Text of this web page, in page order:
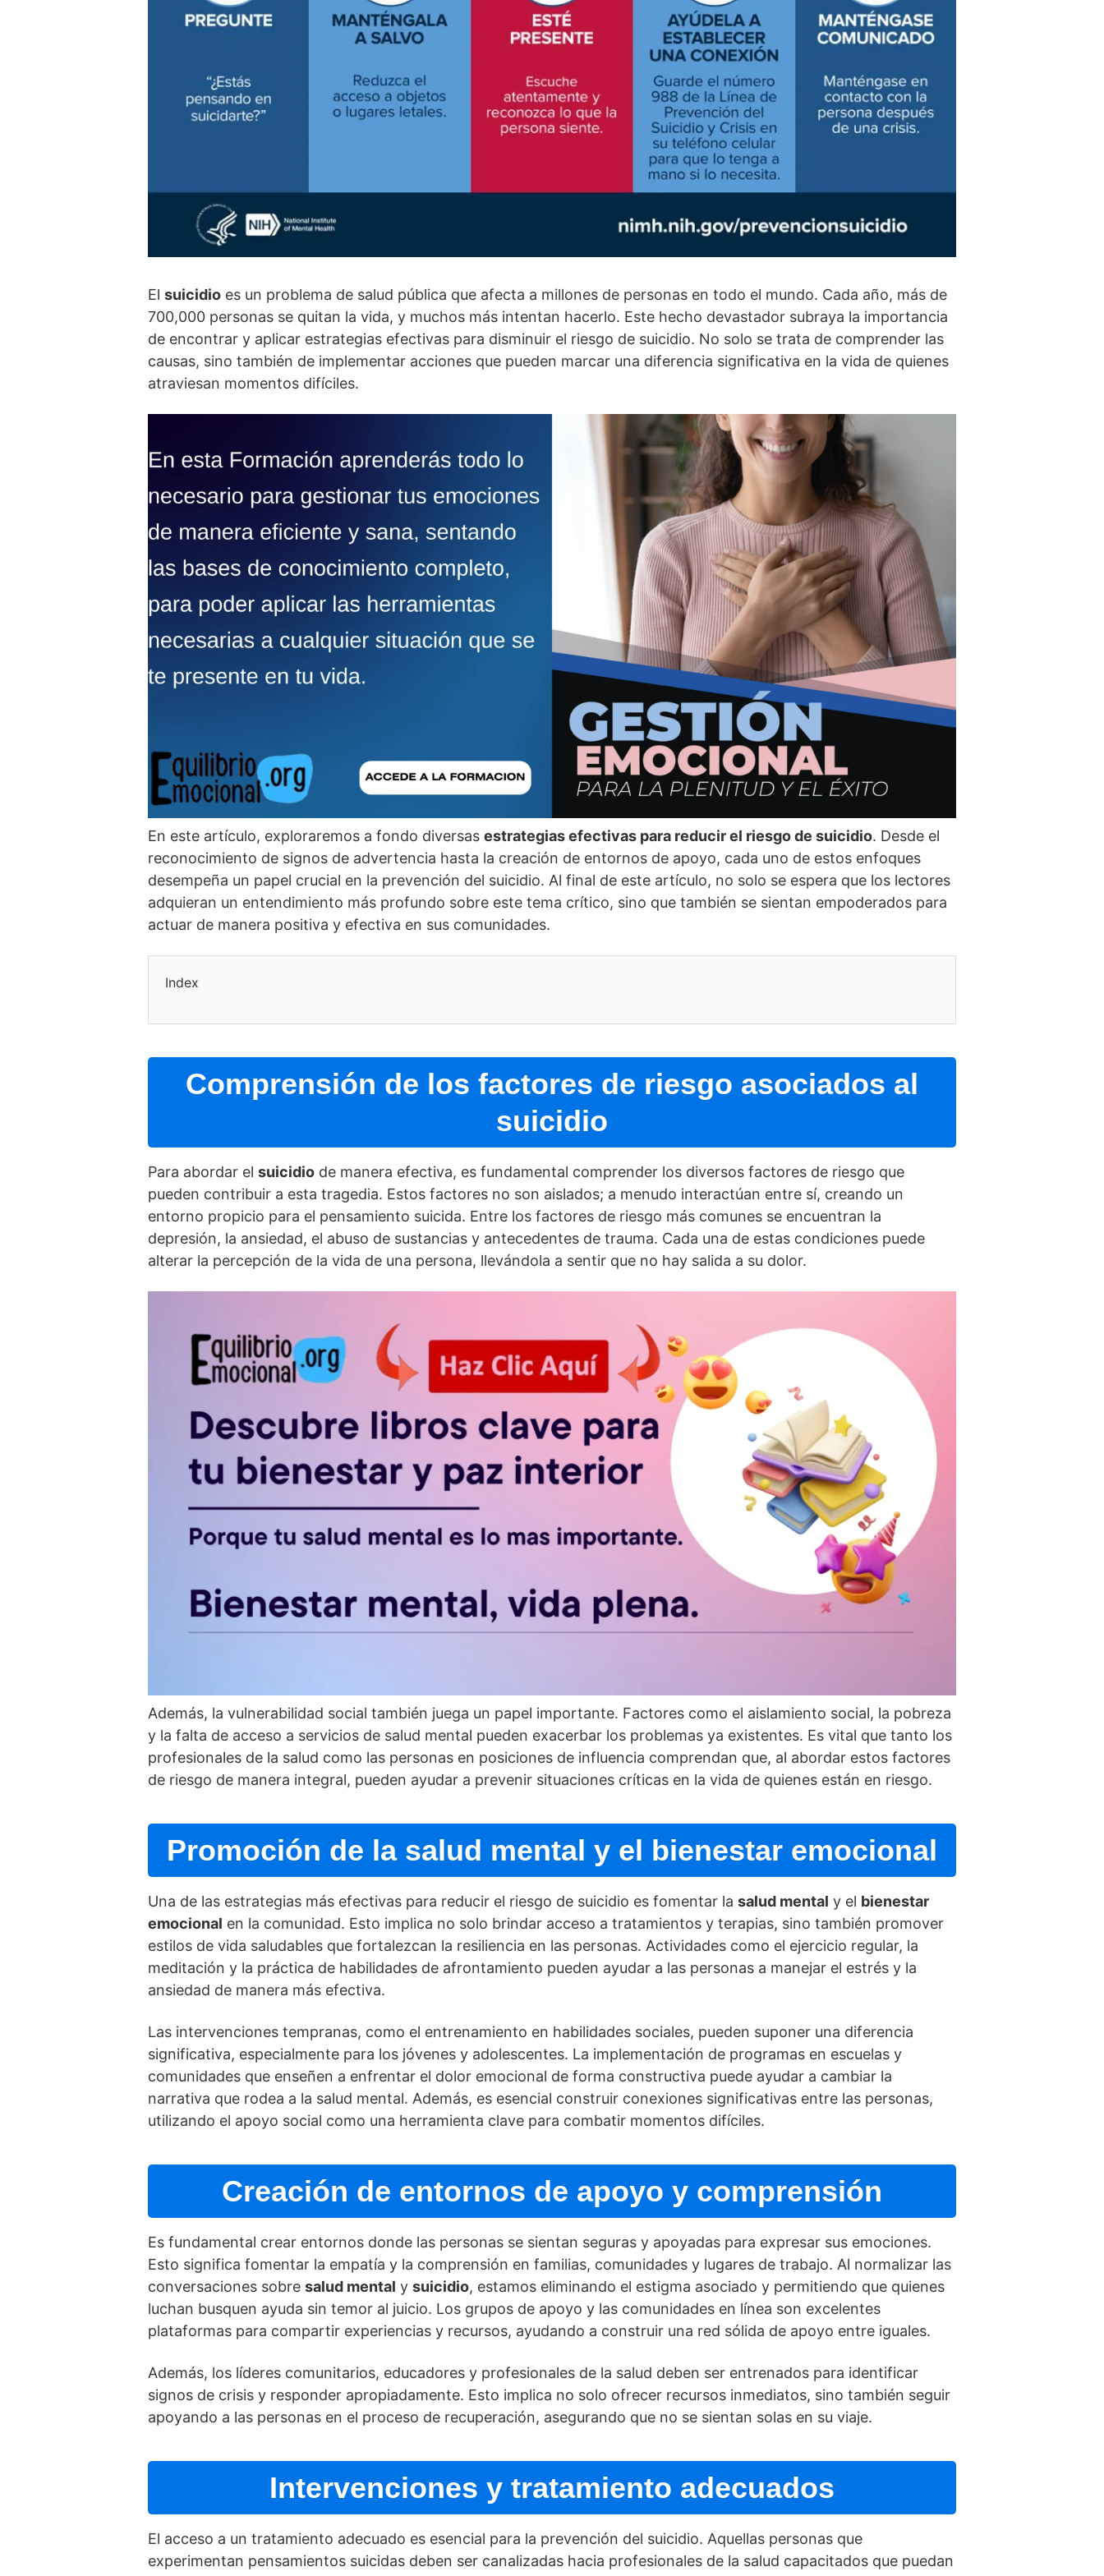
El suicidio es un problema de salud pública que afecta a millones de personas en todo el mundo. Cada año, más de
700,000 personas se quitan la vida, y muchos más intentan hacerlo. Este hecho devastador subraya la importancia
de encontrar y aplicar estrategias efectivas para disminuir el riesgo de suicidio. No solo se trata de comprender las
causas, sino también de implementar acciones que pueden marcar una diferencia significativa en la vida de quienes
atraviesan momentos difí­ciles.
En este artí­culo, exploraremos a fondo diversas estrategias efectivas para reducir el riesgo de suicidio. Desde el
reconocimiento de signos de advertencia hasta la creación de entornos de apoyo, cada uno de estos enfoques
desempeña un papel crucial en la prevención del suicidio. Al final de este artí­culo, no solo se espera que los lectores
adquieran un entendimiento más profundo sobre este tema crí­tico, sino que también se sientan empoderados para
actuar de manera positiva y efectiva en sus comunidades.
Index
Comprensión de los factores de riesgo asociados al
suicidio
Para abordar el suicidio de manera efectiva, es fundamental comprender los diversos factores de riesgo que
pueden contribuir a esta tragedia. Estos factores no son aislados; a menudo interactúan entre sí­, creando un
entorno propicio para el pensamiento suicida. Entre los factores de riesgo más comunes se encuentran la
depresión, la ansiedad, el abuso de sustancias y antecedentes de trauma. Cada una de estas condiciones puede
alterar la percepción de la vida de una persona, llevándola a sentir que no hay salida a su dolor.
Además, la vulnerabilidad social también juega un papel importante. Factores como el aislamiento social, la pobreza
y la falta de acceso a servicios de salud mental pueden exacerbar los problemas ya existentes. Es vital que tanto los
profesionales de la salud como las personas en posiciones de influencia comprendan que, al abordar estos factores
de riesgo de manera integral, pueden ayudar a prevenir situaciones crí­ticas en la vida de quienes están en riesgo.
Promoción de la salud mental y el bienestar emocional
Una de las estrategias más efectivas para reducir el riesgo de suicidio es fomentar la salud mental y el bienestar
emocional en la comunidad. Esto implica no solo brindar acceso a tratamientos y terapias, sino también promover
estilos de vida saludables que fortalezcan la resiliencia en las personas. Actividades como el ejercicio regular, la
meditación y la práctica de habilidades de afrontamiento pueden ayudar a las personas a manejar el estrés y la
ansiedad de manera más efectiva.
Las intervenciones tempranas, como el entrenamiento en habilidades sociales, pueden suponer una diferencia
significativa, especialmente para los jóvenes y adolescentes. La implementación de programas en escuelas y
comunidades que enseñen a enfrentar el dolor emocional de forma constructiva puede ayudar a cambiar la
narrativa que rodea a la salud mental. Además, es esencial construir conexiones significativas entre las personas,
utilizando el apoyo social como una herramienta clave para combatir momentos difí­ciles.
Creación de entornos de apoyo y comprensión
Es fundamental crear entornos donde las personas se sientan seguras y apoyadas para expresar sus emociones.
Esto significa fomentar la empatí­a y la comprensión en familias, comunidades y lugares de trabajo. Al normalizar las
conversaciones sobre salud mental y suicidio, estamos eliminando el estigma asociado y permitiendo que quienes
luchan busquen ayuda sin temor al juicio. Los grupos de apoyo y las comunidades en lí­nea son excelentes
plataformas para compartir experiencias y recursos, ayudando a construir una red sólida de apoyo entre iguales.
Además, los lí­deres comunitarios, educadores y profesionales de la salud deben ser entrenados para identificar
signos de crisis y responder apropiadamente. Esto implica no solo ofrecer recursos inmediatos, sino también seguir
apoyando a las personas en el proceso de recuperación, asegurando que no se sientan solas en su viaje.
Intervenciones y tratamiento adecuados
El acceso a un tratamiento adecuado es esencial para la prevención del suicidio. Aquellas personas que
experimentan pensamientos suicidas deben ser canalizadas hacia profesionales de la salud capacitados que puedan